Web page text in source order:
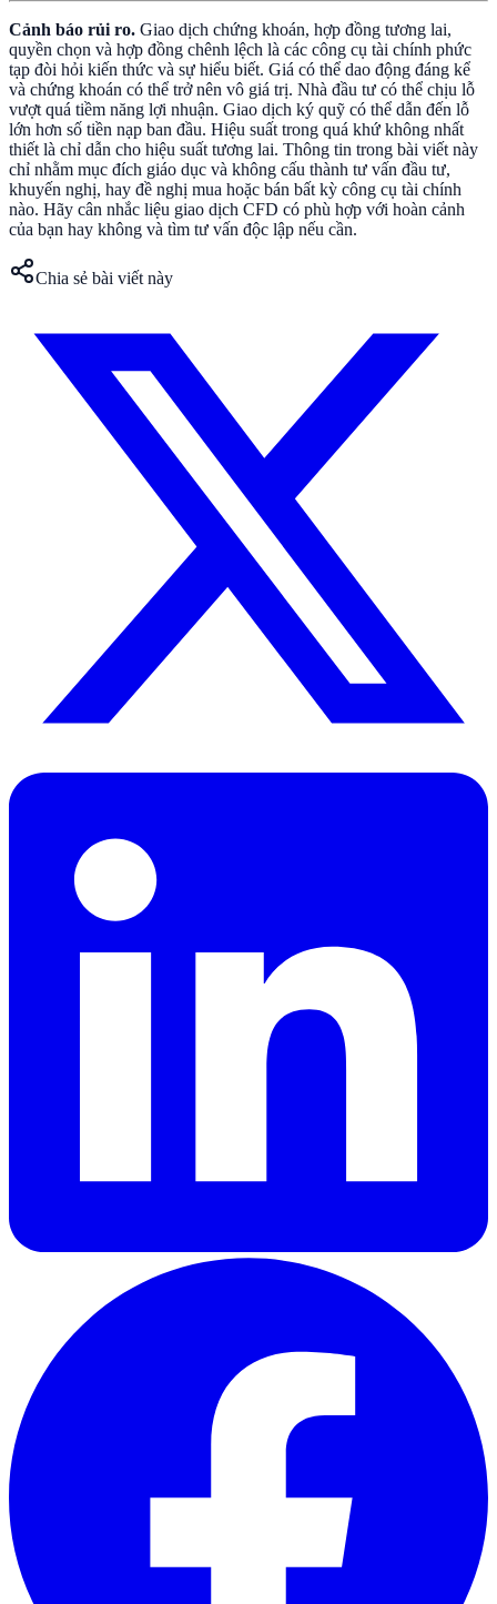
Cảnh báo rủi ro. Giao dịch chứng khoán, hợp đồng tương lai,
quyền chọn và hợp đồng chênh lệch là các công cụ tài chính phức
tạp đòi hỏi kiến thức và sự hiểu biết. Giá có thể dao động đáng kể
và chứng khoán có thể trở nên vô giá trị. Nhà đầu tư có thể chịu lỗ
vượt quá tiềm năng lợi nhuận. Giao dịch ký quỹ có thể dẫn đến lỗ
lớn hơn số tiền nạp ban đầu. Hiệu suất trong quá khứ không nhất
thiết là chỉ dẫn cho hiệu suất tương lai. Thông tin trong bài viết này
chỉ nhằm mục đích giáo dục và không cấu thành tư vấn đầu tư,
khuyến nghị, hay đề nghị mua hoặc bán bất kỳ công cụ tài chính
nào. Hãy cân nhắc liệu giao dịch CFD có phù hợp với hoàn cảnh
của bạn hay không và tìm tư vấn độc lập nếu cần.
Chia sẻ bài viết này